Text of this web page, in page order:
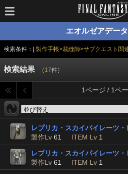
エオルゼアデー
検索条件：| 製作手帳>裁縫師>サブクエスト関
検索結果 （ 17件）
1ページ / 1ペ
レプリカ・スカイパイレーツ
製作Lv 61 ITEM Lv 1
レプリカ・スカイパイレーツ・
製作Lv 61 ITEM Lv 1